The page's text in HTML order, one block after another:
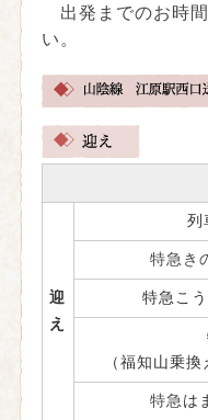
出発までのお時
い。
迎
え
列
特急き
特急こ
（福知山乗
特急 は